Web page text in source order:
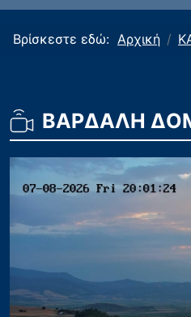
Βρίσκεστε εδώ: Αρχική
ΒΑΡΔΑΛΗ